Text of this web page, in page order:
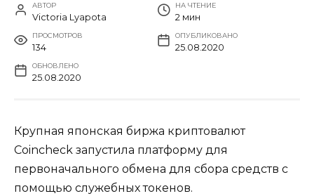
АВТОР
Victoria Lyapota
НА ЧТЕНИЕ
2 мин
ПРОСМОТРОВ
134
ОПУБЛИКОВАНО
25.08.2020
ОБНОВЛЕНО
25.08.2020
Крупная японская биржа криптовалют
Coincheck запустила платформу для
первоначального обмена для сбора средств с
помощью служебных токенов.